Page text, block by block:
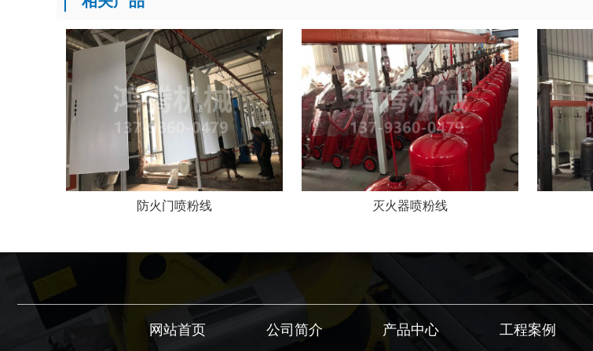
防火门喷粉线 灭火器喷粉线
网站首页 公司简介 产品中心 工程案例